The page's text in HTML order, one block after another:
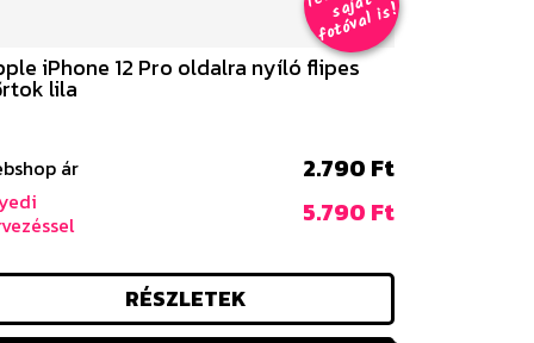
s
!
iPhone 12 Pro oldalra nyíló flipes
lila
ár 2.790 Ft
5.790 Ft
RÉSZLETEK